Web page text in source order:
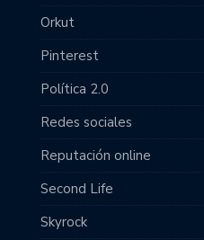
Orkut
Pinterest
Política 2.0
Redes sociales
Reputación online
Second Life
Skyrock